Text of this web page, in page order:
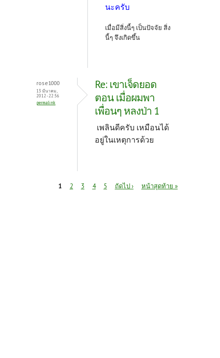
นะครับ
เมื่อมีสิ่งนี้ๆ เป็นปัจจัย สิ่ง
นี้ๆ จึงเกิดขึ้น
rose1000
13 มีนาคม,
2012 - 22:56
permalink
Re: เขาเจ็ดยอด
ตอน เมื่อผมพา
เพื่อนๆ หลงป่า 1
เพลินดีครับ เหมือนได้
อยู่ในเหตุการด้วย
1 2 3 4 5 ถัดไป › หน้าสุดท้าย »